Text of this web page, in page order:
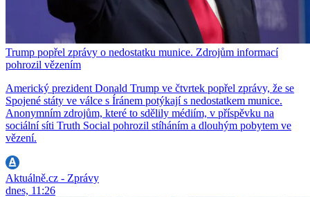
Trump popřel zprávy o nedostatku munice. Zdrojům informací
pohrozil vězením
Americký prezident Donald Trump ve čtvrtek popřel zprávy, že se
Spojené státy ve válce s Íránem potýkají s nedostatkem munice.
Anonymním zdrojům, které to sdělily médiím, v příspěvku na
sociální síti Truth Social pohrozil stíháním a dlouhým pobytem ve
vězení.
Aktuálně.cz - Zprávy
dnes, 11:26